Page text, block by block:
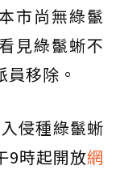
市尚無綠鬣
見綠鬣蜥不
移除。
侵種綠鬣蜥
9時起開放網